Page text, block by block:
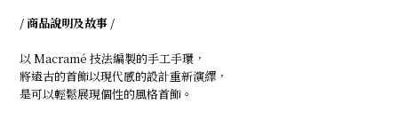
/ 商品說明及故事 /
以 Macramé 技法編製的手工手環，
將遠古的首飾以現代感的設計重新演繹，
是可以輕鬆展現個性的風格首飾。